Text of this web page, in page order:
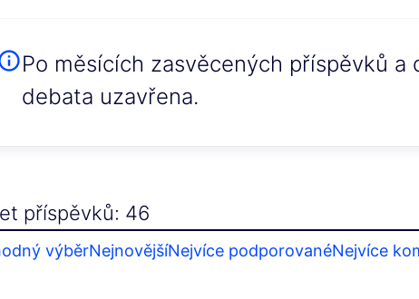
Po měsících zasvěcených příspěvků a
debata uzavřena.
příspěvků: 46
výběrNejnovějšíNejvíce podporovanéNejvíce